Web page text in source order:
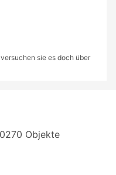
sie es doch über
Objekte